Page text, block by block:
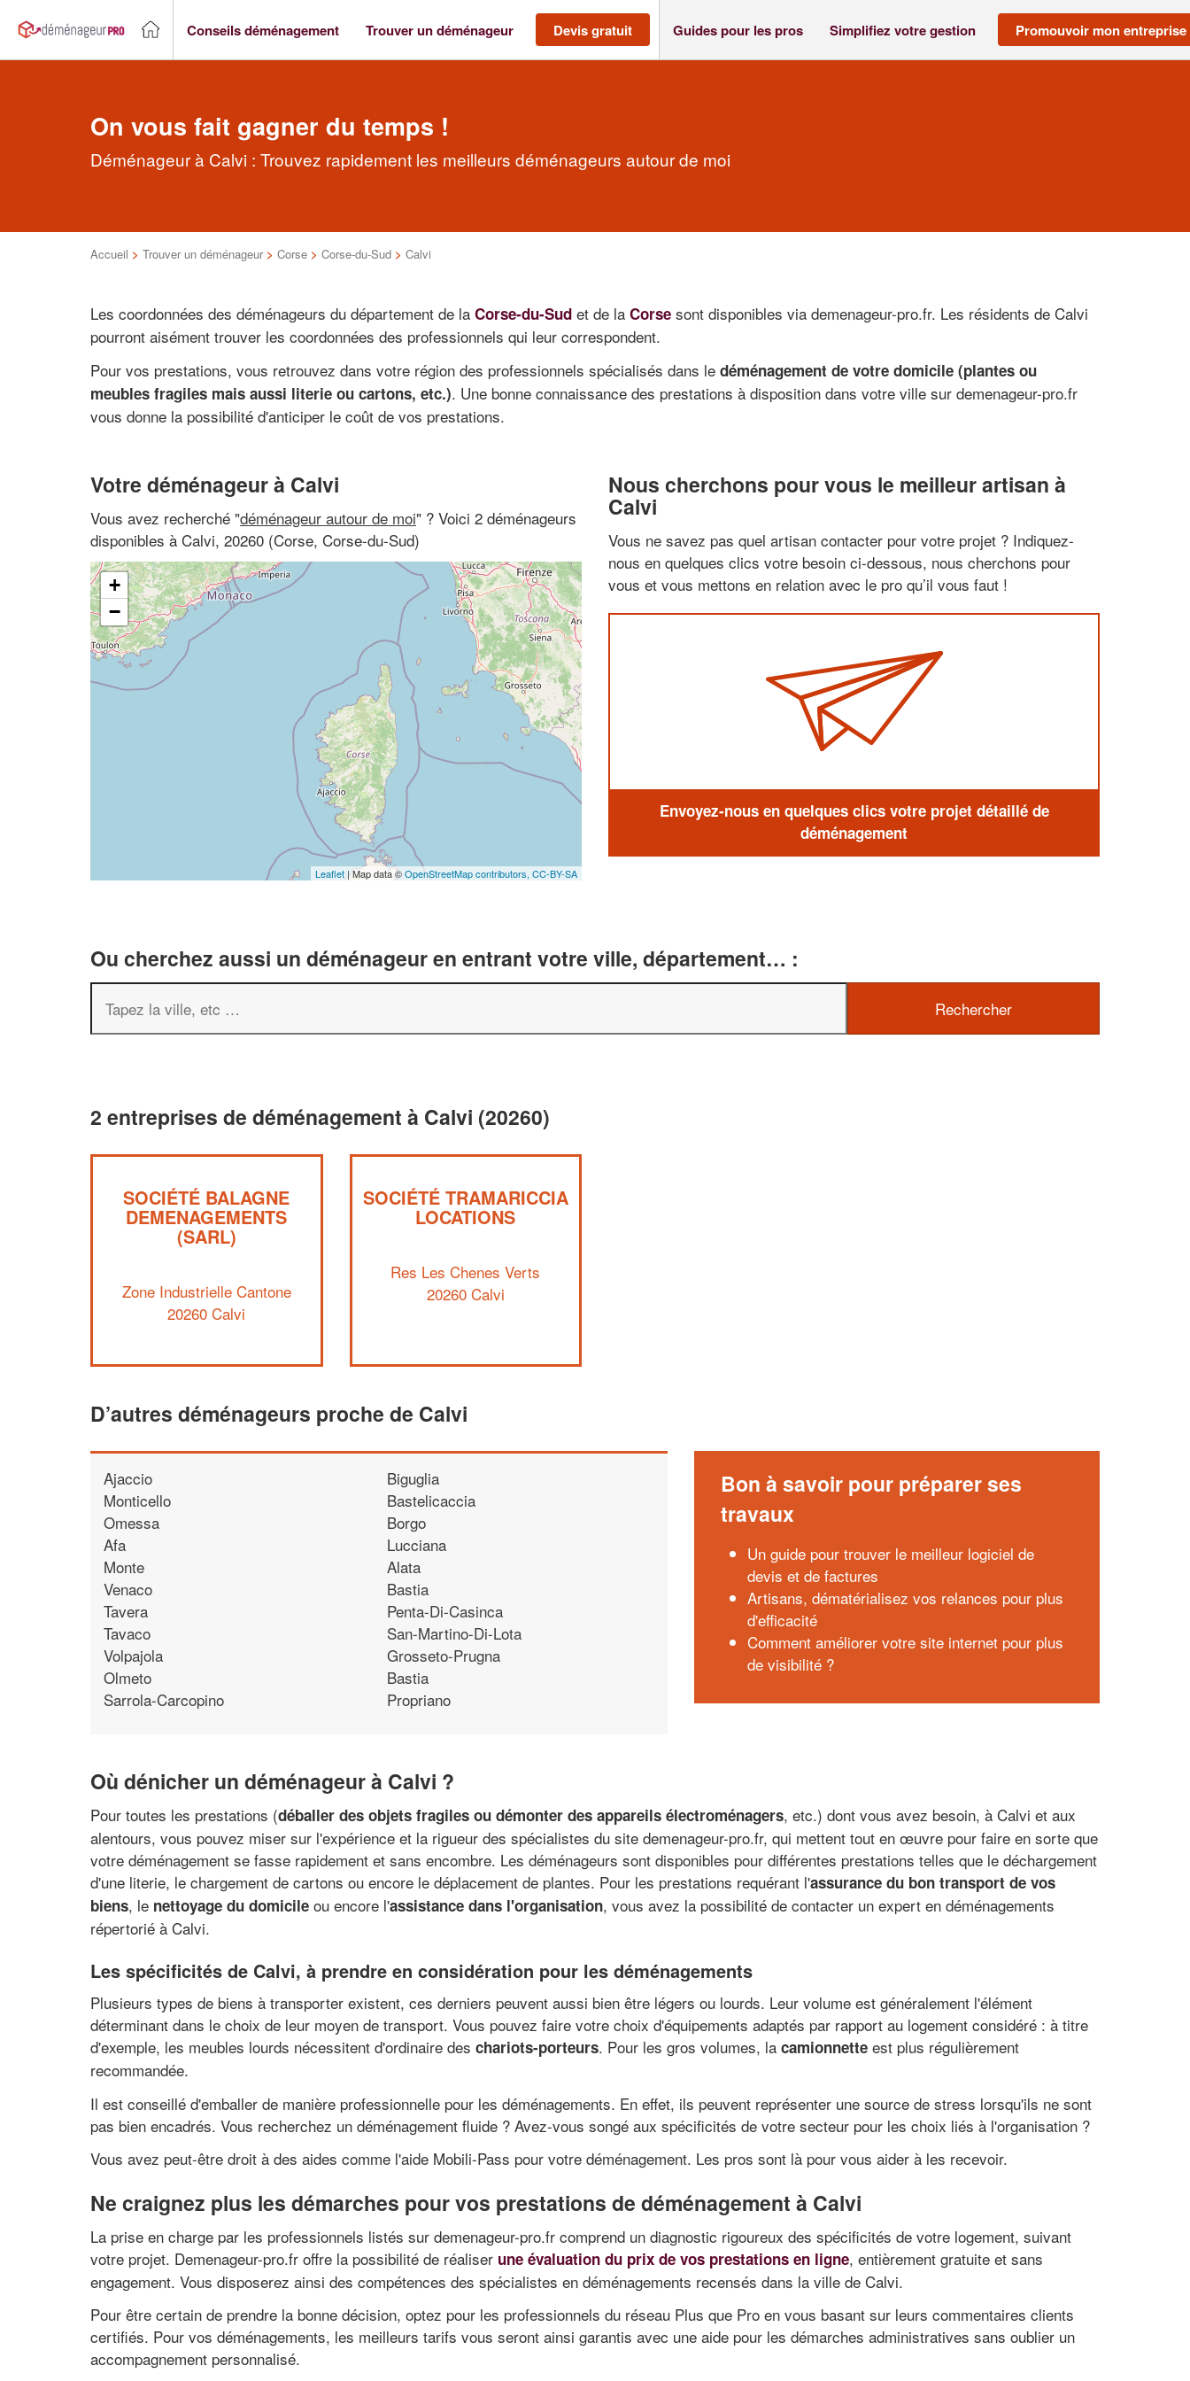
Conseils déménagement Trouver un déménageur Devis gratuit Guides pour les pros Simplifiez votre gestion Promouvoir mon entreprise
On vous fait gagner du temps !
Déménageur à Calvi : Trouvez rapidement les meilleurs déménageurs autour de moi
Accueil > Trouver un déménageur > Corse > Corse-du-Sud > Calvi
Les coordonnées des déménageurs du département de la Corse-du-Sud et de la Corse sont disponibles via demenageur-pro.fr. Les résidents de Calvi
pourront aisément trouver les coordonnées des professionnels qui leur correspondent.
Pour vos prestations, vous retrouvez dans votre région des professionnels spécialisés dans le déménagement de votre domicile (plantes ou
meubles fragiles mais aussi literie ou cartons, etc.). Une bonne connaissance des prestations à disposition dans votre ville sur demenageur-pro.fr
vous donne la possibilité d'anticiper le coût de vos prestations.
Votre déménageur à Calvi
Vous avez recherché "déménageur autour de moi" ? Voici 2 déménageurs
disponibles à Calvi, 20260 (Corse, Corse-du-Sud)
+
−
Leaflet | Map data ©OpenStreetMap contributors, CC-BY-SA
Nous cherchons pour vous le meilleur artisan à
Calvi
Vous ne savez pas quel artisan contacter pour votre projet ? Indiquez-
nous en quelques clics votre besoin ci-dessous, nous cherchons pour
vous et vous mettons en relation avec le pro qu’il vous faut !
Envoyez-nous en quelques clics votre projet détaillé de
déménagement
Ou cherchez aussi un déménageur en entrant votre ville, département… :
2 entreprises de déménagement à Calvi (20260)
SOCIÉTÉ BALAGNE
DEMENAGEMENTS
(SARL)
Zone Industrielle Cantone
20260 Calvi
SOCIÉTÉ TRAMARICCIA
LOCATIONS
Res Les Chenes Verts
20260 Calvi
D’autres déménageurs proche de Calvi
Ajaccio
Monticello
Omessa
Afa
Monte
Venaco
Tavera
Tavaco
Volpajola
Olmeto
Sarrola-Carcopino
Biguglia
Bastelicaccia
Borgo
Lucciana
Alata
Bastia
Penta-Di-Casinca
San-Martino-Di-Lota
Grosseto-Prugna
Bastia
Propriano
Bon à savoir pour préparer ses
travaux
Un guide pour trouver le meilleur logiciel de
devis et de factures
Artisans, dématérialisez vos relances pour plus
d'efficacité
Comment améliorer votre site internet pour plus
de visibilité ?
Où dénicher un déménageur à Calvi ?
Pour toutes les prestations (déballer des objets fragiles ou démonter des appareils électroménagers, etc.) dont vous avez besoin, à Calvi et aux
alentours, vous pouvez miser sur l'expérience et la rigueur des spécialistes du site demenageur-pro.fr, qui mettent tout en œuvre pour faire en sorte que
votre déménagement se fasse rapidement et sans encombre. Les déménageurs sont disponibles pour différentes prestations telles que le déchargement
d'une literie, le chargement de cartons ou encore le déplacement de plantes. Pour les prestations requérant l'assurance du bon transport de vos
biens, le nettoyage du domicile ou encore l'assistance dans l'organisation, vous avez la possibilité de contacter un expert en déménagements
répertorié à Calvi.
Les spécificités de Calvi, à prendre en considération pour les déménagements
Plusieurs types de biens à transporter existent, ces derniers peuvent aussi bien être légers ou lourds. Leur volume est généralement l'élément
déterminant dans le choix de leur moyen de transport. Vous pouvez faire votre choix d'équipements adaptés par rapport au logement considéré : à titre
d'exemple, les meubles lourds nécessitent d'ordinaire des chariots-porteurs. Pour les gros volumes, la camionnette est plus régulièrement
recommandée.
Il est conseillé d'emballer de manière professionnelle pour les déménagements. En effet, ils peuvent représenter une source de stress lorsqu'ils ne sont
pas bien encadrés. Vous recherchez un déménagement fluide ? Avez-vous songé aux spécificités de votre secteur pour les choix liés à l'organisation ?
Vous avez peut-être droit à des aides comme l'aide Mobili-Pass pour votre déménagement. Les pros sont là pour vous aider à les recevoir.
Ne craignez plus les démarches pour vos prestations de déménagement à Calvi
La prise en charge par les professionnels listés sur demenageur-pro.fr comprend un diagnostic rigoureux des spécificités de votre logement, suivant
votre projet. Demenageur-pro.fr offre la possibilité de réaliser une évaluation du prix de vos prestations en ligne, entièrement gratuite et sans
engagement. Vous disposerez ainsi des compétences des spécialistes en déménagements recensés dans la ville de Calvi.
Pour être certain de prendre la bonne décision, optez pour les professionnels du réseau Plus que Pro en vous basant sur leurs commentaires clients
certifiés. Pour vos déménagements, les meilleurs tarifs vous seront ainsi garantis avec une aide pour les démarches administratives sans oublier un
accompagnement personnalisé.